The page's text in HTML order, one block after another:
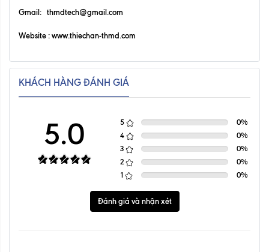
Gmail: thmdtech@gmail.com
Website :www.thiechan-thmd.com
KHÁCH HÀNG ĐÁNH GIÁ
5.0 5 0%
4
0%
3
0%
2
0%
1
0%
Đánh giá và nhận xét